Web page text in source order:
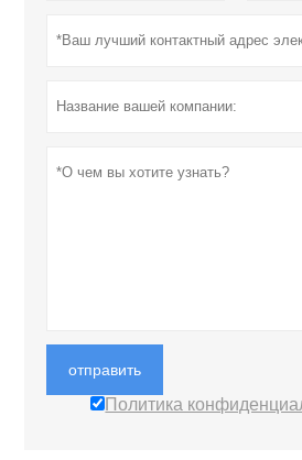
отправить
Политика